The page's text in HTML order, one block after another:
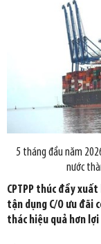
5 tháng đầu năm
nước
CPTPP thúc đẩy
tận dụng C/O ưu đãi
thác hiệu quả hơn